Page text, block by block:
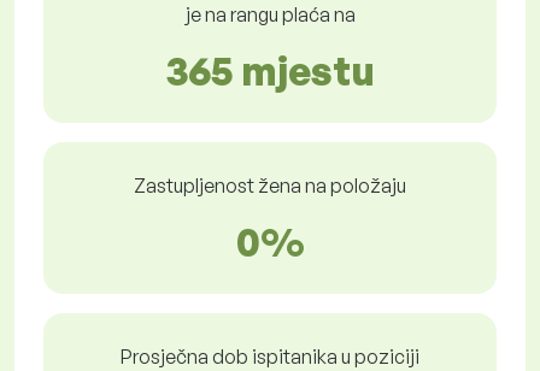
je na rangu plaća na
365 mjestu
Zastupljenost žena na položaju
0%
Prosječna dob ispitanika u poziciji